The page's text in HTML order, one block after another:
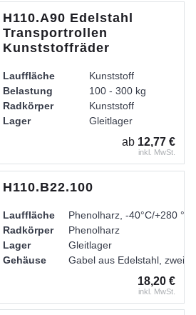
H110.A90 Edelstahl
Transportrollen
Kunststoffräder
Lauffläche
Kunststoff
Belastung
100 - 300 kg
Radkörper
Kunststoff
Lager
Gleitlager
ab 12,77 €
inkl. MwSt.
H110.B22.100
Lauffläche
Phenolharz, -40°C/+280 °C
Radkörper
Phenolharz
Lager
Gleitlager
Gehäuse
Gabel aus Edelstahl,
18,20 €
inkl. MwSt.